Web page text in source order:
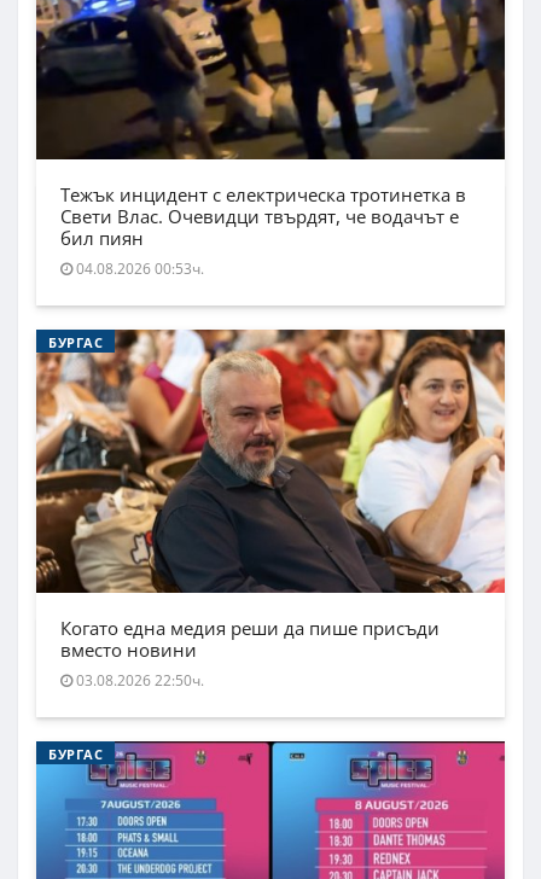
Тежък инцидент с електрическа тротинетка в
Свети Влас. Очевидци твърдят, че водачът е
бил пиян
04.08.2026 00:53ч.
БУРГАС
Когато една медия реши да пише присъди
вместо новини
03.08.2026 22:50ч.
БУРГАС